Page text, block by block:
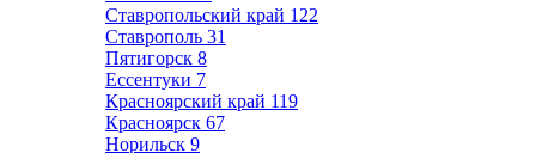
Ставропольский край 122
Ставрополь 31
Пятигорск 8
Ессентуки 7
Красноярский край 119
Красноярск 67
Норильск 9